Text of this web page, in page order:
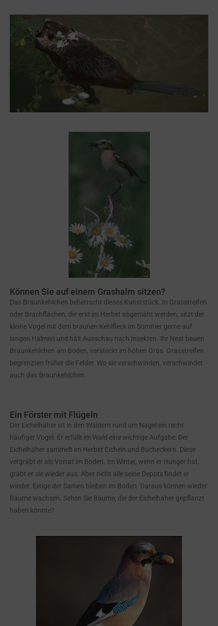
Können Sie auf einem Grashalm sitzen?
Das Braunkehlchen beherrscht dieses Kunststück. In Grasstreifen
oder Brachflächen, die erst im Herbst abgemäht werden, sitzt der
kleine Vogel mit dem braunen Kehlfleck im Sommer gerne auf
langen Halmen und hält Ausschau nach Insekten. Ihr Nest bauen
Braunkehlchen am Boden, versteckt im hohen Gras. Grasstreifen
begrenzten früher die Felder. Wo sie verschwinden, verschwindet
auch das Braunkehlchen.
Ein Förster mit Flügeln
Der Eichelhäher ist in den Wäldern rund um Nagel ein recht
häufiger Vogel. Er erfüllt im Wald eine wichtige Aufgabe: Der
Eichelhäher sammelt im Herbst Eicheln und Bucheckern. Diese
vergräbt er als Vorrat im Boden. Im Winter, wenn er Hunger hat,
gräbt er sie wieder aus. Aber nicht alle seine Depots findet er
wieder. Einige der Samen bleiben im Boden. Daraus können wieder
Bäume wachsen. Sehen Sie Bäume, die der Eichelhäher gepflanzt
haben könnte?